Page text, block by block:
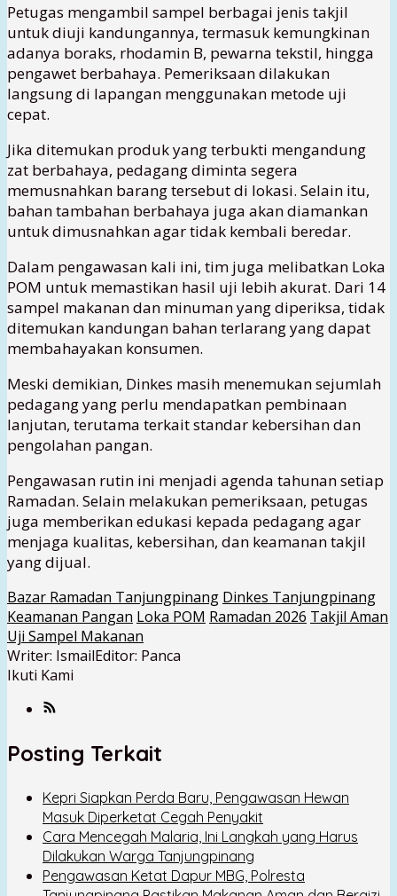
Petugas mengambil sampel berbagai jenis takjil
untuk diuji kandungannya, termasuk kemungkinan
adanya boraks, rhodamin B, pewarna tekstil, hingga
pengawet berbahaya. Pemeriksaan dilakukan
langsung di lapangan menggunakan metode uji
cepat.
Jika ditemukan produk yang terbukti mengandung
zat berbahaya, pedagang diminta segera
memusnahkan barang tersebut di lokasi. Selain itu,
bahan tambahan berbahaya juga akan diamankan
untuk dimusnahkan agar tidak kembali beredar.
Dalam pengawasan kali ini, tim juga melibatkan Loka
POM untuk memastikan hasil uji lebih akurat. Dari 14
sampel makanan dan minuman yang diperiksa, tidak
ditemukan kandungan bahan terlarang yang dapat
membahayakan konsumen.
Meski demikian, Dinkes masih menemukan sejumlah
pedagang yang perlu mendapatkan pembinaan
lanjutan, terutama terkait standar kebersihan dan
pengolahan pangan.
Pengawasan rutin ini menjadi agenda tahunan setiap
Ramadan. Selain melakukan pemeriksaan, petugas
juga memberikan edukasi kepada pedagang agar
menjaga kualitas, kebersihan, dan keamanan takjil
yang dijual.
Bazar Ramadan Tanjungpinang Dinkes Tanjungpinang
Keamanan Pangan Loka POM Ramadan 2026 Takjil Aman
Uji Sampel Makanan
Writer: IsmailEditor: Panca
Ikuti Kami
Posting Terkait
Kepri Siapkan Perda Baru, Pengawasan Hewan
Masuk Diperketat Cegah Penyakit
Cara Mencegah Malaria, Ini Langkah yang Harus
Dilakukan Warga Tanjungpinang
Pengawasan Ketat Dapur MBG, Polresta